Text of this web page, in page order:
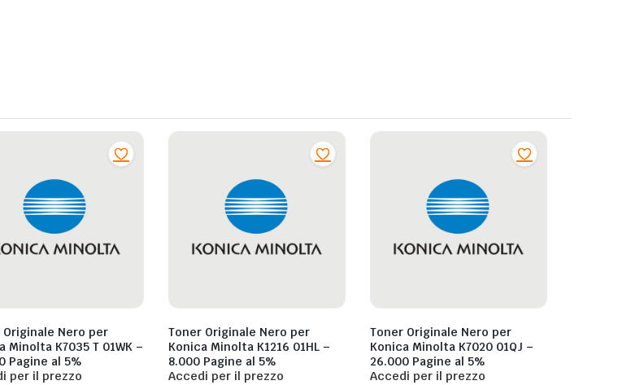
Originale Nero per
K7035 T 01WK –
Pagine al 5%
per il prezzo
Toner Originale Nero per
Konica Minolta K1216 01HL –
8.000 Pagine al 5%
Accedi per il prezzo
Toner Originale Nero per
Konica Minolta K7020 01QJ –
26.000 Pagine al 5%
Accedi per il prezzo